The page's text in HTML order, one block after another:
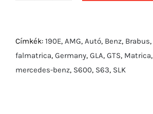
CLA45
AMG
mennyiség
Címkék: 190E, AMG, Autó, Benz, Brabus,
falmatrica, Germany, GLA, GTS, Matrica,
mercedes-benz, S600, S63, SLK